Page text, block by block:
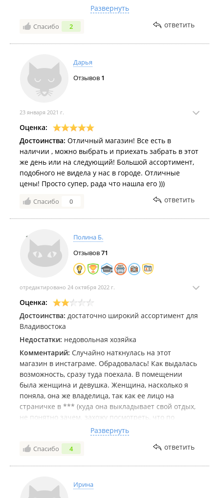
сейчас куплю? Отказали)
Только вдумайтесь, я просила магазин мне продать
товар! 🤣🤣🤣
Через полчаса уже пришло сообщение, что могу
забирать. Самое смешное, что когда пришла в
магазин за заказом, мне сотрудница предложила к
моему заказу взять дополнительные расходники. То
В общем, и смешно и грустно ) чисто сервис по-
русски. Монополист в городе в своём сегменте,
люди всё равно покупают. Ассортимент хороший.
Но сам сервис ужасен. Буду покупать только в
экстренных случаях. Благо, интернет магазинов
много.
Дата посещения:26.01.2022
Развернуть
Спасибо 2 ответить
Дарья
Отзывов 1
23 января 2021 г.
Оценка:
Достоинства: Отличный магазин! Все есть в
наличии , можно выбрать и приехать забрать в этот
же день или на следующий! Большой ассортимент,
подобного не видела у нас в городе. Отличные
цены! Просто супер, рада что нашла его )))
Спасибо 0 ответить
Полина Б.
Отзывов71
отредактировано 24 октября 2022 г.
Оценка:
Достоинства: достаточно широкий ассортимент для
Владивостока
Недостатки: недовольная хозяйка
Комментарий: Случайно наткнулась на этот
магазин в инстаграме. Обрадовалась! Как выдалась
возможность, сразу туда поехала. В помещении
была женщина и девушка. Женщина, насколько я
поняла, она же владелица, так как ее лицо на
страничке в *** (куда она выкладывает свой отдых,
не понятно зачем. захожу посмотреть, что по
товарам, а там она на море), очень недовольная.
Девушка весьма жизнерадостная, достала мне
коробочки, которые понравились, парой слов
В следующий раз пришла (к слову, со мной был
маленький ребёнок, которого пришлось держать на
Развернуть
Спасибо 4 ответить
Ирина